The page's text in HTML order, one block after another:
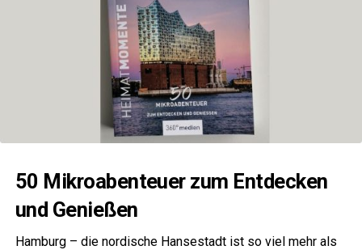
50 Mikro­aben­teu­er zum Ent­de­cken
und Genießen
Ham­burg – die nor­di­sche Han­se­stadt ist so viel mehr als